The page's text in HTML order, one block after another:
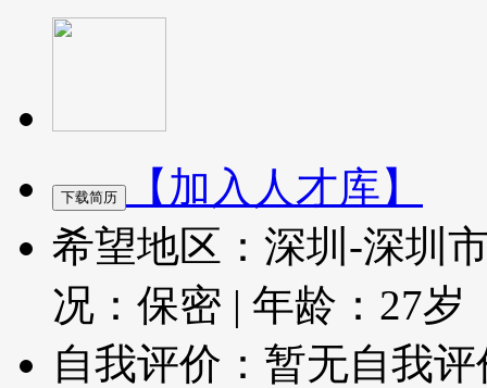
【加入人才库】
希望地区：深圳-深圳
况：保密 | 年龄：27岁
自我评价：暂无自我评